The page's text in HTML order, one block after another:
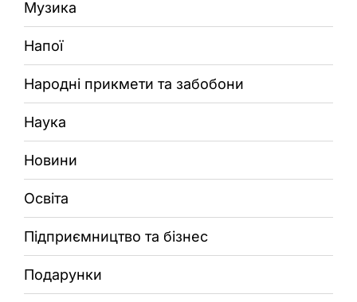
Музика
Напої
Народні прикмети та забобони
Наука
Новини
Освіта
Підприємництво та бізнес
Подарунки